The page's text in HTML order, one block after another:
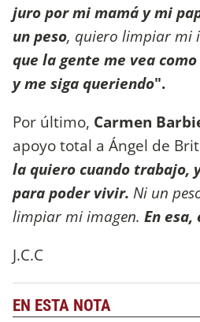
juro por mi mamá y mi
un peso, quiero limpiar mi
que la gente me vea
y me siga queriendo".
Por último, Carmen
apoyo total a Ángel de
la quiero cuando trabajo,
para poder vivir. Ni un
limpiar mi imagen. En
J.C.C
EN ESTA NOTA